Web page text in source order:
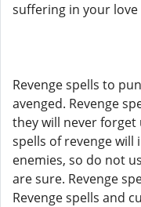
suffering in your love
Revenge spells to
avenged. Revenge
they will never forget
spells of revenge
enemies, so do not
are sure. Revenge
Revenge spells and